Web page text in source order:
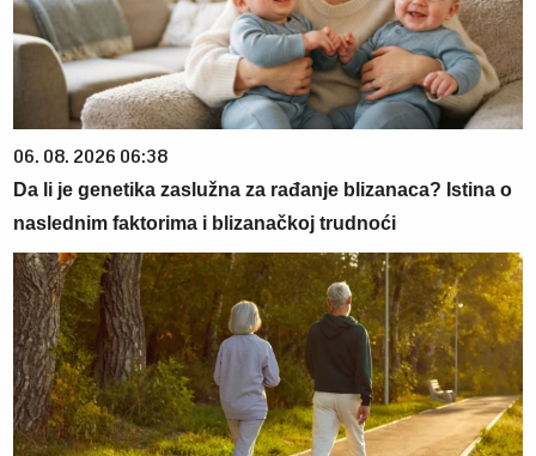
06. 08. 2026 06:38
Da li je genetika zaslužna za rađanje blizanaca? Istina o
naslednim faktorima i blizanačkoj trudnoći